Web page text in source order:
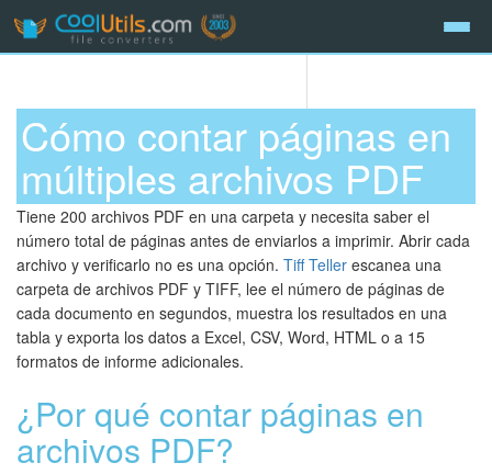
Cómo contar páginas en
múltiples archivos PDF
Tiene 200 archivos PDF en una carpeta y necesita saber el
número total de páginas antes de enviarlos a imprimir. Abrir cada
archivo y verificarlo no es una opción. Tiff Teller escanea una
carpeta de archivos PDF y TIFF, lee el número de páginas de
cada documento en segundos, muestra los resultados en una
tabla y exporta los datos a Excel, CSV, Word, HTML o a 15
formatos de informe adicionales.
¿Por qué contar páginas en
archivos PDF?